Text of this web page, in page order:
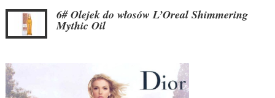
6# Olejek do włosów L’Oreal Shimmering
Mythic Oil